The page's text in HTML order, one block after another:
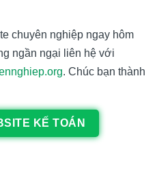
chuyên nghiệp ngay hôm
ngần ngại liên hệ với
. Chúc bạn thành
KẾ TOÁN